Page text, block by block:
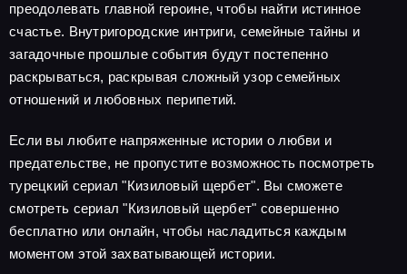
преодолевать главной героине, чтобы найти истинное
счастье. Внутригородские интриги, семейные тайны и
загадочные прошлые события будут постепенно
раскрываться, раскрывая сложный узор семейных
отношений и любовных перипетий.
Если вы любите напряженные истории о любви и
предательстве, не пропустите возможность посмотреть
турецкий сериал "Кизиловый щербет". Вы сможете
смотреть сериал "Кизиловый щербет" совершенно
бесплатно или онлайн, чтобы насладиться каждым
моментом этой захватывающей истории.